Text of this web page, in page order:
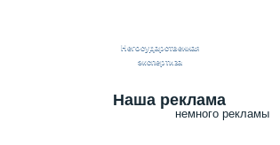
Негосударственная
экспертиза
Наша реклама
немного рекламы